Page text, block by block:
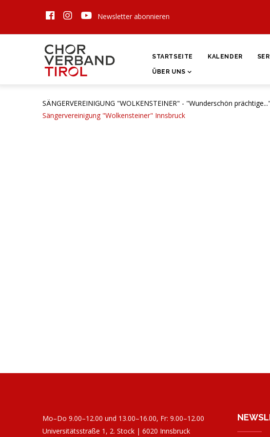
Newsletter abonnieren
HAUPTNAVIGATION
STARTSEITE KALENDER
ÜBER UNS
SÄNGERVEREINIGUNG "WOLKENSTEINER" - "Wunderschön
Sängervereinigung "Wolkensteiner" Innsbruck
Mo–Do 9.00–12.00 und 13.00–16.00, Fr: 9.00–12.00
Universitätsstraße 1, 2. Stock | 6020 Innsbruck